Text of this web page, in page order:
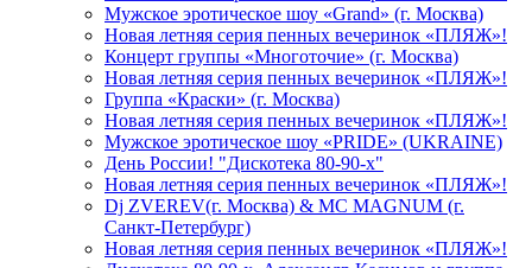
Мужское эротическое шоу «Grand» (г. Москва)
Новая летняя серия пенных вечеринок «ПЛЯЖ»!
Концерт группы «Многоточие» (г. Москва)
Новая летняя серия пенных вечеринок «ПЛЯЖ»!
Группа «Краски» (г. Москва)
Новая летняя серия пенных вечеринок «ПЛЯЖ»!
Мужское эротическое шоу «PRIDE» (UKRAINE)
День России! "Дискотека 80-90-х"
Новая летняя серия пенных вечеринок «ПЛЯЖ»!
Dj ZVEREV(г. Москва) & MC MAGNUM (г.
Санкт-Петербург)
Новая летняя серия пенных вечеринок «ПЛЯЖ»!